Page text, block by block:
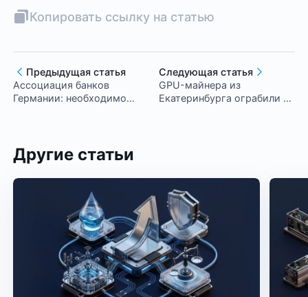
Копировать ссылку на статью
Предыдущая статья
Ассоциация банков
Германии: необходимо
Следующая статья
GPU-майнера из
Екатеринбурга ограбили на
Другие статьи